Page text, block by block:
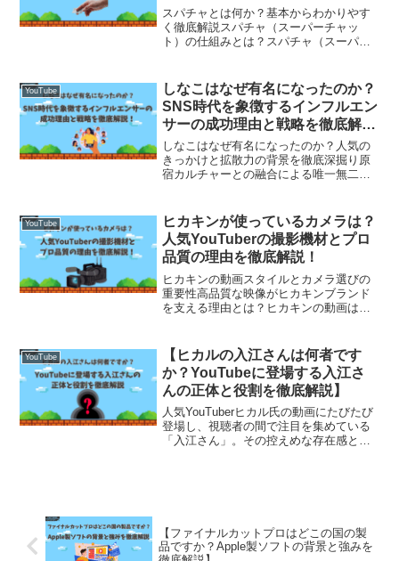
展望
スパチャとは何か？基本からわかりやす
く徹底解説スパチャ（スーパーチャッ
ト）の仕組みとは？スパチャ（スーパー
的支援を送ることができる機能です。金
額に応じてメッセージ...
YouTube
しなこはなぜ有名になったのか？
SNS時代を象徴するインフルエン
サーの成功理由と戦略を徹底解
説！
しなこはなぜ有名になったのか？人気の
きっかけと拡散力の背景を徹底深掘り原
宿カルチャーとの融合による唯一無二の
ラフルで個性的なファッションスタイル
でした。ファンシーでビビ...
YouTube
ヒカキンが使っているカメラは？
人気YouTuberの撮影機材とプロ
品質の理由を徹底解説！
ヒカキンの動画スタイルとカメラ選びの
重要性高品質な映像がヒカキンブランド
を支える理由とは？ヒカキンの動画は、
像と安定感のある構図は、どの年齢層に
もわかりやすく、飽きずに...
YouTube
【ヒカルの入江さんは何者です
か？YouTubeに登場する入江さ
んの正体と役割を徹底解説】
人気YouTuberヒカル氏の動画にたびたび
登場し、視聴者の間で注目を集めている
「入江さん」。その控えめな存在感と独
【ファイナルカットプロはどこの国の製
品ですか？Apple製ソフトの背景と強みを